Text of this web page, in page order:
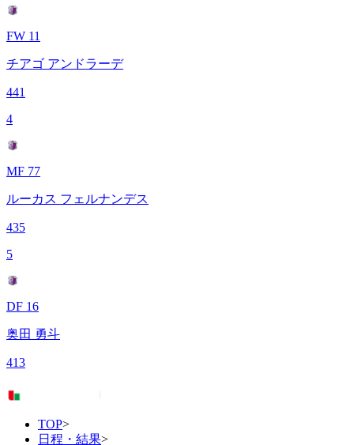
FW 11
チアゴ アンドラーデ
441
4
MF 77
ルーカス フェルナンデス
435
5
DF 16
奥田 勇斗
413
TOP>
日程・結果>